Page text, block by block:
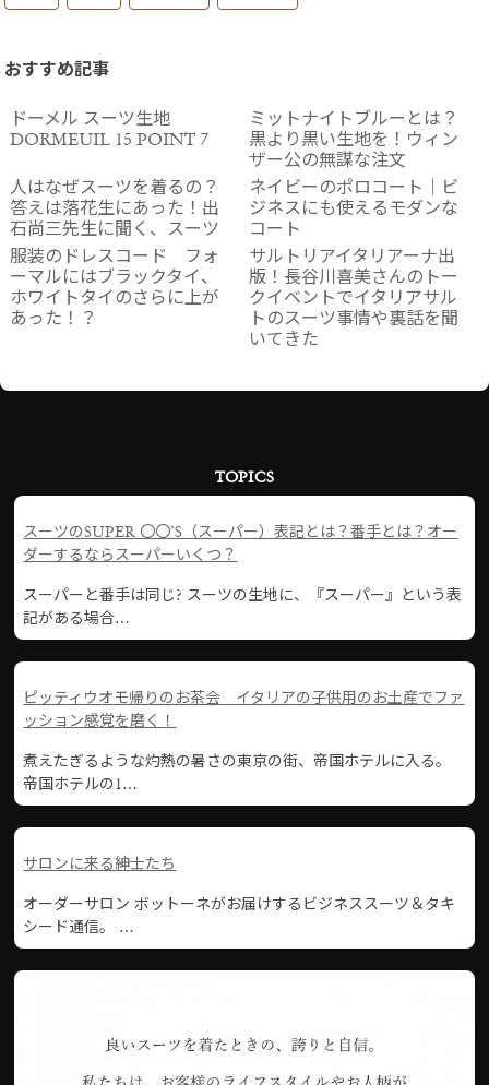
おすすめ記事
ドーメル スーツ生地
DORMEUIL 15 POINT 7
ミットナイトブルーとは？
黒より黒い生地を！ウィン
ザー公の無謀な注文
人はなぜスーツを着るの？
答えは落花生にあった！出
石尚三先生に聞く、スーツ
ネイビーのポロコート｜ビ
ジネスにも使えるモダンな
コート
服装のドレスコード フォ
ーマルにはブラックタイ、
ホワイトタイのさらに上が
あった！？
サルトリアイタリアーナ出
版！長谷川喜美さんのトー
クイベントでイタリアサル
トのスーツ事情や裏話を聞
いてきた
TOPICS
スーツのSUPER 〇〇’S（スーパー）表記とは？番手とは？オー
ダーするならスーパーいくつ？
スーパーと番手は同じ? スーツの生地に、『スーパー』という表
記がある場合…
ピッティウオモ帰りのお茶会 イタリアの子供用のお土産でファ
ッション感覚を磨く！
煮えたぎるような灼熱の暑さの東京の街、帝国ホテルに入る。
帝国ホテルの1…
サロンに来る紳士たち
オーダーサロン ボットーネがお届けするビジネススーツ＆タキ
シード通信。 …